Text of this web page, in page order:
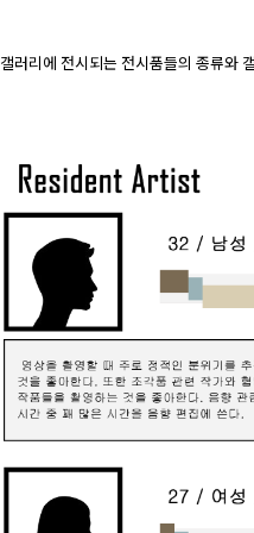
갤러리에 전시되는 전시품들의 종류와